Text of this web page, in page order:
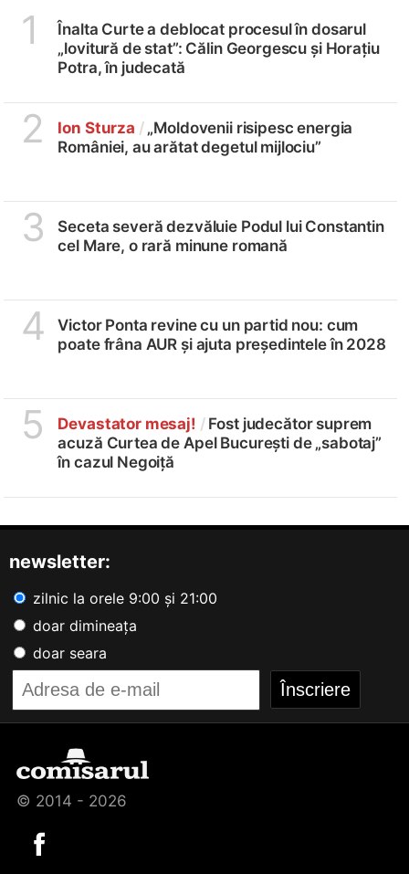
1
Înalta Curte a deblocat procesul în dosarul
„lovitură de stat”: Călin Georgescu și Horațiu
Potra, în judecată
2 Ion Sturza /„Moldovenii risipesc energia
României, au arătat degetul mijlociu”
3
Seceta severă dezvăluie Podul lui Constantin
cel Mare, o rară minune romană
4
Victor Ponta revine cu un partid nou: cum
poate frâna AUR și ajuta președintele în 2028
5 Devastator mesaj! / Fost judecător suprem
acuză Curtea de Apel București de „sabotaj”
în cazul Negoiță
newsletter:
zilnic la orele 9:00 și 21:00
doar dimineața
doar seara
© 2014 - 2026